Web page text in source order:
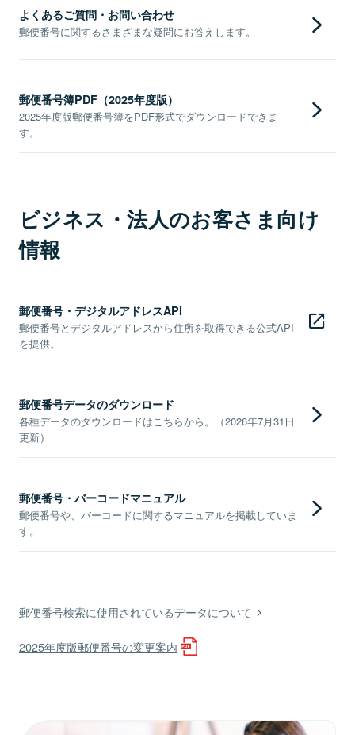
よくあるご質問・お問い合わせ
郵便番号に関するさまざまな疑問にお答えします。
郵便番号簿PDF（2025年度版）
2025年度版郵便番号簿をPDF形式でダウンロードできま
す。
ビジネス・法人のお客さま向け
情報
郵便番号・デジタルアドレスAPI
郵便番号とデジタルアドレスから住所を取得できる公式API
を提供。
郵便番号データのダウンロード
各種データのダウンロードはこちらから。（2026年7月31日
更新）
郵便番号・バーコードマニュアル
郵便番号や、バーコードに関するマニュアルを掲載していま
す。
郵便番号検索に使用されているデータについて
2025年度版郵便番号の変更案内